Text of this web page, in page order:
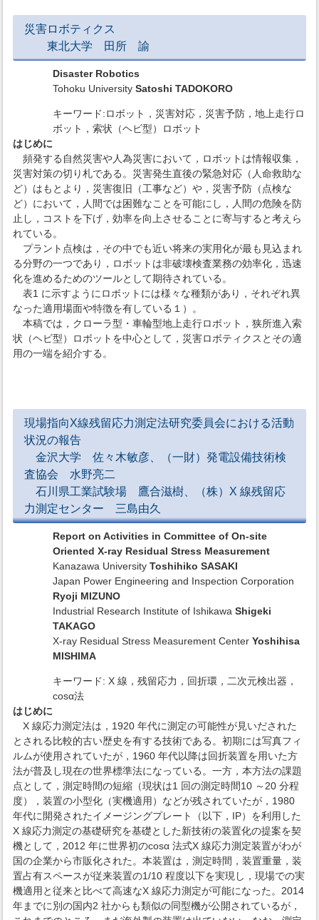
災害ロボティクス
東北大学 田所 諭
Disaster Robotics
Tohoku University Satoshi TADOKORO
キーワード:ロボット，災害対応，災害予防，地上走行ロ
ボット，索状（ヘビ型）ロボット
はじめに
頻発する自然災害や人為災害において，ロボットは情報収集，
災害対策の切り札である。災害発生直後の緊急対応（人命救助な
ど）はもとより，災害復旧（工事など）や，災害予防（点検な
ど）において，人間では困難なことを可能にし，人間の危険を防
止し，コストを下げ，効率を向上させることに寄与すると考えら
れている。
プラント点検は，その中でも近い将来の実用化が最も見込まれ
る分野の一つであり，ロボットは非破壊検査業務の効率化，迅速
化を進めるためのツールとして期待されている。
表1 に示すようにロボットには様々な種類があり，それぞれ異
なった適用場面や特徴を有している１）。
本稿では，クローラ型・車輪型地上走行ロボット，狭所進入索
状（ヘビ型）ロボットを中心として，災害ロボティクスとその適
用の一端を紹介する。
現場指向X線残留応力測定法研究委員会における活動
状況の報告
金沢大学 佐々木敏彦、（一財）発電設備技術検
査協会 水野亮二
石川県工業試験場 鷹合滋樹、（株）X 線残留応
力測定センター 三島由久
Report on Activities in Committee of On-site
Oriented X-ray Residual Stress Measurement
Kanazawa University Toshihiko SASAKI
Japan Power Engineering and Inspection Corporation
Ryoji MIZUNO
Industrial Research Institute of Ishikawa Shigeki
TAKAGO
X-ray Residual Stress Measurement Center Yoshihisa
MISHIMA
キーワード: X 線，残留応力，回折環，二次元検出器，
cosα法
はじめに
X 線応力測定法は，1920 年代に測定の可能性が見いだされた
とされる比較的古い歴史を有する技術である。初期には写真フィ
ルムが使用されていたが，1960 年代以降は回折装置を用いた方
法が普及し現在の世界標準法になっている。一方，本方法の課題
点として，測定時間の短縮（現状は1 回の測定時間10 ～20 分程
度），装置の小型化（実機適用）などが残されていたが，1980
年代に開発されたイメージングプレート（以下，IP）を利用した
X 線応力測定の基礎研究を基礎とした新技術の装置化の提案を契
機として，2012 年に世界初のcosα 法式X 線応力測定装置がわが
国の企業から市販化された。本装置は，測定時間，装置重量，装
置占有スペースが従来装置の1/10 程度以下を実現し，現場での実
機適用と従来と比べて高速なX 線応力測定が可能になった。2014
年までに別の国内2 社からも類似の同型機が公開されているが，